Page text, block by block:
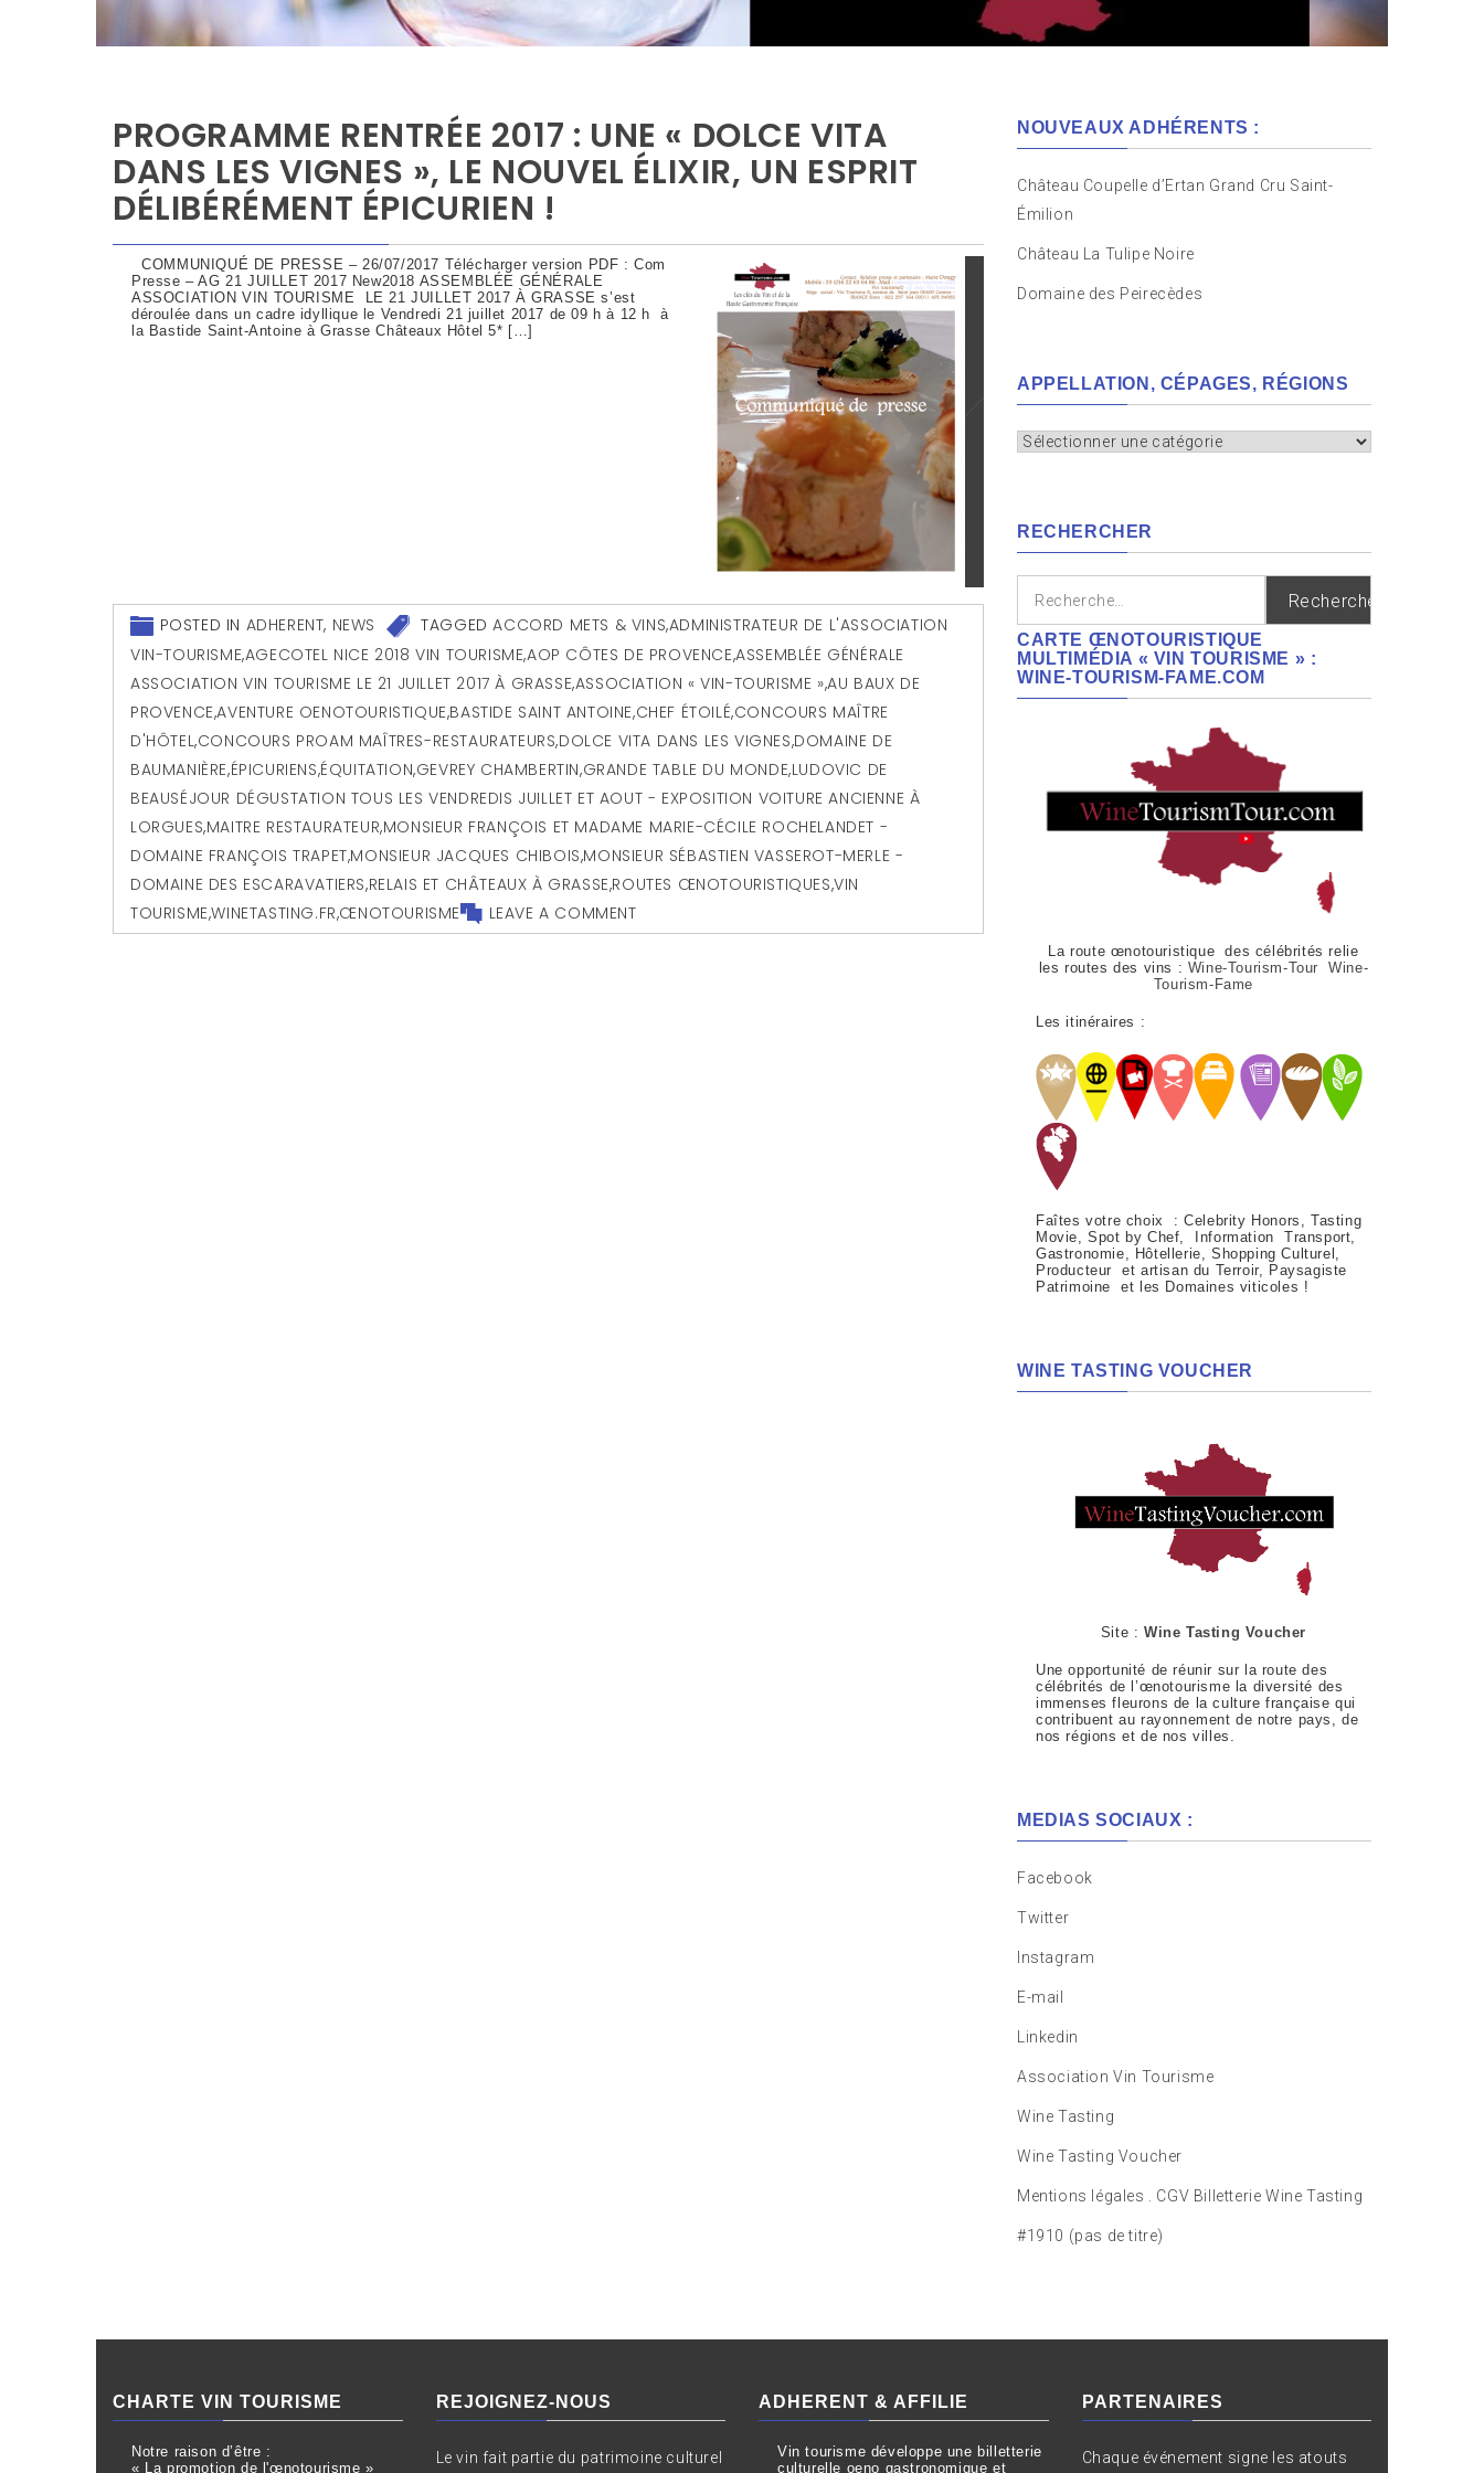
PROGRAMME RENTRÉE 2017 : UNE « DOLCE VITA
DANS LES VIGNES », LE NOUVEL ÉLIXIR, UN ESPRIT
DÉLIBÉRÉMENT ÉPICURIEN !
COMMUNIQUÉ DE PRESSE – 26/07/2017 Télécharger version PDF : Com
Presse – AG 21 JUILLET 2017 New2018 ASSEMBLÉE GÉNÉRALE
ASSOCIATION VIN TOURISME LE 21 JUILLET 2017 À GRASSE s’est
déroulée dans un cadre idyllique le Vendredi 21 juillet 2017 de 09 h à 12 h à
la Bastide Saint-Antoine à Grasse Châteaux Hôtel 5* […]
POSTED IN ADHERENT, NEWS TAGGEDACCORD METS & VINS,ADMINISTRATEUR DE L'ASSOCIATION
VIN-TOURISME,AGECOTEL NICE 2018 VIN TOURISME,AOP CÔTES DE PROVENCE,ASSEMBLÉE GÉNÉRALE
ASSOCIATION VIN TOURISME LE 21 JUILLET 2017 À GRASSE,ASSOCIATION « VIN-TOURISME »,AU BAUX DE
PROVENCE,AVENTURE OENOTOURISTIQUE,BASTIDE SAINT ANTOINE,CHEF ÉTOILÉ,CONCOURS MAÎTRE
D'HÔTEL,CONCOURS PROAM MAÎTRES-RESTAURATEURS,DOLCE VITA DANS LES VIGNES,DOMAINE DE
BAUMANIÈRE,ÉPICURIENS,ÉQUITATION,GEVREY CHAMBERTIN,GRANDE TABLE DU MONDE,LUDOVIC DE
BEAUSÉJOUR DÉGUSTATION TOUS LES VENDREDIS JUILLET ET AOUT - EXPOSITION VOITURE ANCIENNE À
LORGUES,MAITRE RESTAURATEUR,MONSIEUR FRANÇOIS ET MADAME MARIE-CÉCILE ROCHELANDET -
DOMAINE FRANÇOIS TRAPET,MONSIEUR JACQUES CHIBOIS,MONSIEUR SÉBASTIEN VASSEROT-MERLE -
DOMAINE DES ESCARAVATIERS,RELAIS ET CHÂTEAUX À GRASSE,ROUTES ŒNOTOURISTIQUES,VIN
TOURISME,WINETASTING.FR,ŒNOTOURISME LEAVE A COMMENT
NOUVEAUX ADHÉRENTS :
Château Coupelle d’Ertan Grand Cru Saint-
Émilion
Château La Tulipe Noire
Domaine des Peirecèdes
APPELLATION, CÉPAGES, RÉGIONS
Appellation,
RECHERCHER
CARTE ŒNOTOURISTIQUE
MULTIMÉDIA « VIN TOURISME » :
WINE-TOURISM-FAME.COM
La route œnotouristique des célébrités relie
les routes des vins : Wine-Tourism-Tour Wine-
Tourism-Fame
Les itinéraires :
Faîtes votre choix : Celebrity Honors, Tasting
Movie, Spot by Chef, Information Transport,
Gastronomie, Hôtellerie, Shopping Culturel,
Producteur et artisan du Terroir, Paysagiste
Patrimoine et les Domaines viticoles !
WINE TASTING VOUCHER
Site :Wine Tasting Voucher
Une opportunité de réunir sur la route des
célébrités de l’œnotourisme la diversité des
immenses fleurons de la culture française qui
contribuent au rayonnement de notre pays, de
nos régions et de nos villes.
MEDIAS SOCIAUX :
Facebook
Twitter
Instagram
E-mail
Linkedin
Association Vin Tourisme
Wine Tasting
Wine Tasting Voucher
Mentions légales . CGV Billetterie Wine Tasting
#1910 (pas de titre)
CHARTE VIN TOURISME
Notre raison d’être :
« La promotion de l'œnotourisme »
REJOIGNEZ-NOUS
Le vin fait partie du patrimoine culturel
ADHERENT & AFFILIE
Vin tourisme développe une billetterie
culturelle oeno gastronomique et
PARTENAIRES
Chaque événement signe les atouts